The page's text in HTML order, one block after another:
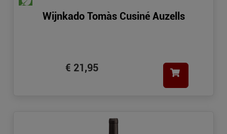
Wijnkado Tomàs Cusiné Auzells
€ 21,95